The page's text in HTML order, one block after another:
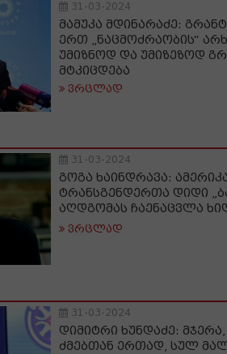
31-03-2024
მამუკა მდინარაძე:
ერთ „ნაცმოძრაობის“
უმიზნოდ და უმიზეზოდ
მტკიცდება
ვრცლად
31-03-2024
გოგა ხაინდრავა:
ტრანსგენდერთა დიდი
აღდგომას ჩაენაცვლა
ვრცლად
31-03-2024
დიმიტრი ხუნდაძე:
ძმებთან ერთად, სულ